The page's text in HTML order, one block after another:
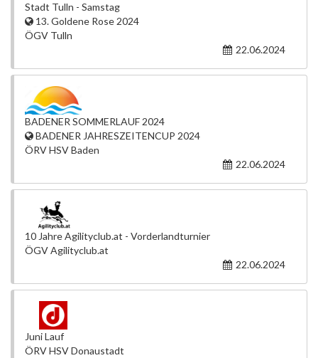
Stadt Tulln - Samstag
13. Goldene Rose 2024
ÖGV Tulln
22.06.2024
BADENER SOMMERLAUF 2024
BADENER JAHRESZEITENCUP 2024
ÖRV HSV Baden
22.06.2024
10 Jahre Agilityclub.at - Vorderlandturnier
ÖGV Agilityclub.at
22.06.2024
Juni Lauf
ÖRV HSV Donaustadt